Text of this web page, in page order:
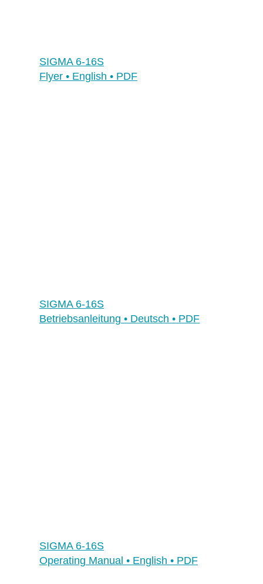
Schweiz
SIGMA 6-16S
Flyer • English • PDF
SIGMA 6-16S
Betriebsanleitung • Deutsch • PDF
SIGMA 6-16S
Operating Manual • English • PDF